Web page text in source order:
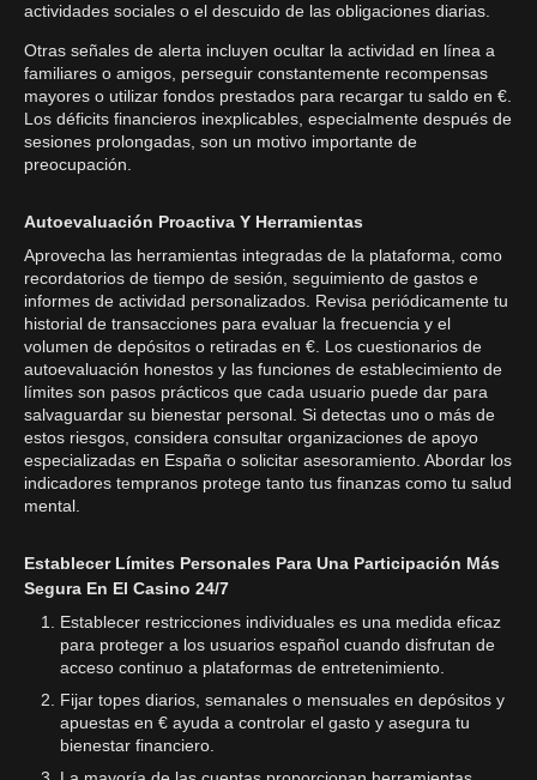
actividades sociales o el descuido de las obligaciones diarias.
Otras señales de alerta incluyen ocultar la actividad en línea a
familiares o amigos, perseguir constantemente recompensas
mayores o utilizar fondos prestados para recargar tu saldo en €.
Los déficits financieros inexplicables, especialmente después de
sesiones prolongadas, son un motivo importante de
preocupación.
Autoevaluación Proactiva Y Herramientas
Aprovecha las herramientas integradas de la plataforma, como
recordatorios de tiempo de sesión, seguimiento de gastos e
informes de actividad personalizados. Revisa periódicamente tu
historial de transacciones para evaluar la frecuencia y el
volumen de depósitos o retiradas en €. Los cuestionarios de
autoevaluación honestos y las funciones de establecimiento de
límites son pasos prácticos que cada usuario puede dar para
salvaguardar su bienestar personal. Si detectas uno o más de
estos riesgos, considera consultar organizaciones de apoyo
especializadas en España o solicitar asesoramiento. Abordar los
indicadores tempranos protege tanto tus finanzas como tu salud
mental.
Establecer Límites Personales Para Una Participación Más
Segura En El Casino 24/7
Establecer restricciones individuales es una medida eficaz
para proteger a los usuarios español cuando disfrutan de
acceso continuo a plataformas de entretenimiento.
Fijar topes diarios, semanales o mensuales en depósitos y
apuestas en € ayuda a controlar el gasto y asegura tu
bienestar financiero.